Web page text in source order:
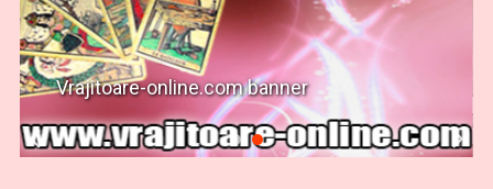
Vrajitoare-online.com banner